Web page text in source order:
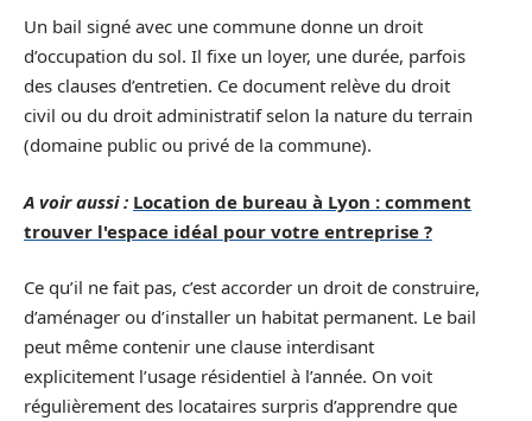
Un bail signé avec une commune donne un droit
d’occupation du sol. Il fixe un loyer, une durée, parfois
des clauses d’entretien. Ce document relève du droit
civil ou du droit administratif selon la nature du terrain
(domaine public ou privé de la commune).
A voir aussi : Location de bureau à Lyon : comment
trouver l'espace idéal pour votre entreprise ?
Ce qu’il ne fait pas, c’est accorder un droit de construire,
d’aménager ou d’installer un habitat permanent. Le bail
peut même contenir une clause interdisant
explicitement l’usage résidentiel à l’année. On voit
régulièrement des locataires surpris d’apprendre que